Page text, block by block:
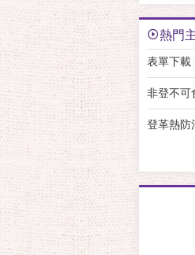
熱門
表單下載
非登不可
登革熱防